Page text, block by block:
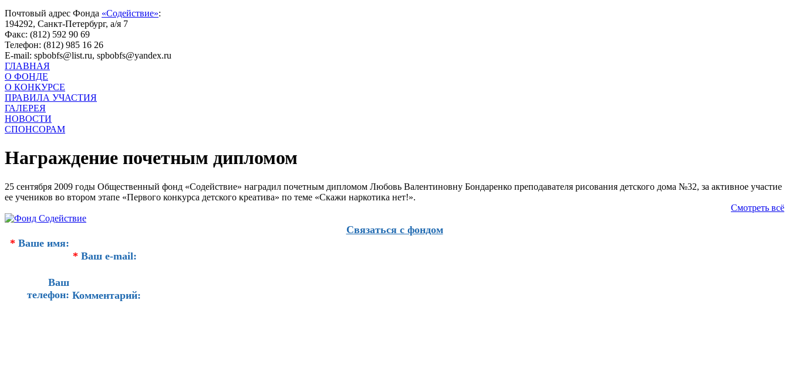
Почтовый адрес Фонда «Содействие»:
194292, Санкт-Петербург, а/я 7
Факс: (812) 592 90 69
Телефон: (812) 985 16 26
E-mail: spbobfs@list.ru, spbobfs@yandex.ru
ГЛАВНАЯ
О ФОНДЕ
О КОНКУРСЕ
ПРАВИЛА УЧАСТИЯ
ГАЛЕРЕЯ
НОВОСТИ
СПОНСОРАМ
Награждение почетным дипломом
25 сентября 2009 годы Общественный фонд «Содействие» наградил почетным дипломом Любовь Валентиновну Бондаренко преподавателя рисования детского дома №32, за активное участие
ее учеников во втором этапе «Первого конкурса детского креатива» по теме «Скажи наркотика нет!».
Смотреть всё
Связаться с фондом
* Ваше имя:
* Ваш e-mail:
Ваш
телефон: Комментарий: